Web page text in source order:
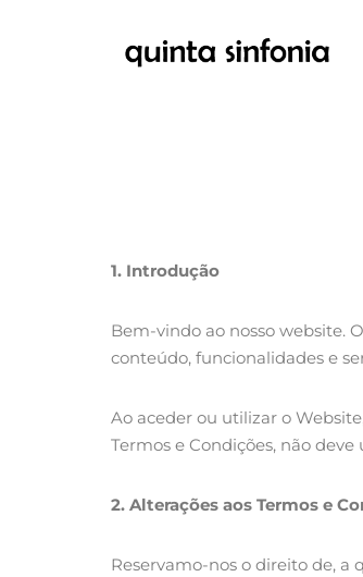
1. Introdução
Bem-vindo ao nosso website.
conteúdo, funcionalidades e
Ao aceder ou utilizar o
Termos e Condições, não
2. Alterações aos Termos e
Reservamo-nos o direito de, a